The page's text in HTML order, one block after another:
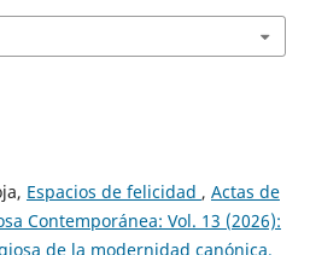
Espacios de felicidad , Actas de
Contemporánea: Vol. 13 (2026):
de la modernidad canónica.